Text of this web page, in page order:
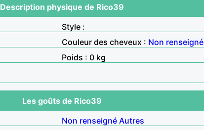
Description physique de Rico39
Style :
Couleur des cheveux : Non renseigné
Poids : 0 kg
Les goûts de Rico39
Non renseigné Autres